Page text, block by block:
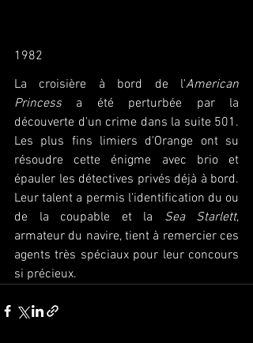
1982
La croisière à bord de l'American
Princess a été perturbée par la
découverte d'un crime dans la suite 501.
Les plus fins limiers d'Orange ont su
résoudre cette énigme avec brio et
épauler les détectives privés déjà à bord.
Leur talent a permis l'identification du ou
de la coupable et la Sea Starlett,
armateur du navire, tient à remercier ces
agents très spéciaux pour leur concours
si précieux.